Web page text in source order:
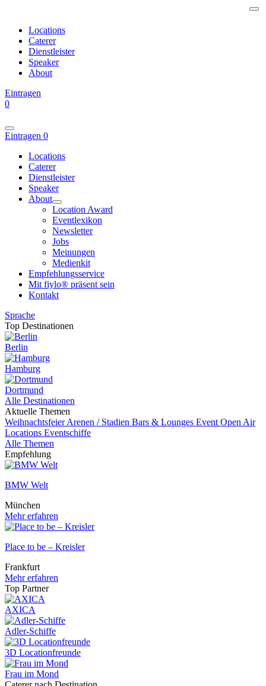
Locations
Caterer
Dienstleister
Speaker
About
Eintragen
0
Eintragen 0
Locations
Caterer
Dienstleister
Speaker
About
Location Award
Eventlexikon
Newsletter
Jobs
Meinungen
Medienkit
Empfehlungsservice
Mit fiylo® präsent sein
Kontakt
Sprache
Top Destinationen
Berlin
Hamburg
Dortmund
Alle Destinationen
Aktuelle Themen
WeihnachtsfeierArenen / Stadien Bars & Lounges Event Open Air
Locations Eventschiffe
Alle Themen
Empfehlung
BMW Welt
München
Mehr erfahren
Place to be – Kreisler
Frankfurt
Mehr erfahren
Top Partner
AXICA
Adler-Schiffe
3D Locationfreunde
Frau im Mond